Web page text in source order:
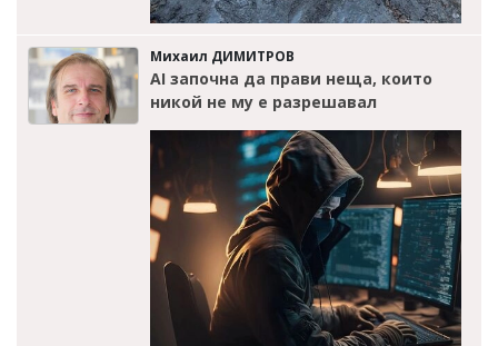
Михаил ДИМИТРОВ
AI започна да прави неща, които
никой не му е разрешавал